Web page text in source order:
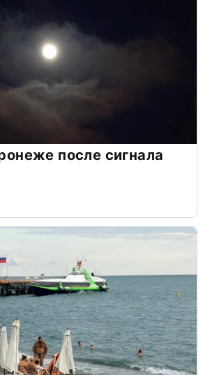
после сигнала